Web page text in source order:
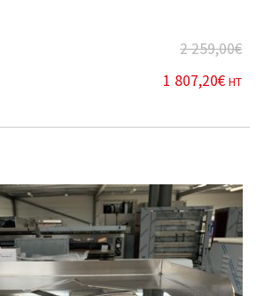
2 259,00€
1 807,20€ HT